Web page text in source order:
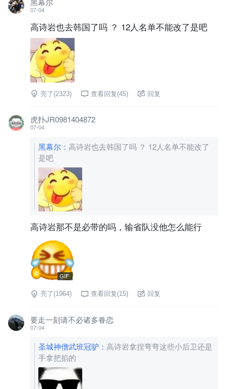
07-04
高诗岩也去韩国了吗 ？ 12人名单不能改了是吧
亮了(2323) 查看回复(45) 回复
虎扑JR0981404872
07-04
黑幕尔 ： 高诗岩也去韩国了吗 ？ 12人名单不能改了
是吧
高诗岩那不是必带的吗，输省队没他怎么能行
GIF
亮了(1964) 查看回复(15) 回复
要走一刻请不必诸多眷恋
07-04
圣城神僧武班冠驴 ： 高诗岩拿捏弯弯这些小后卫还是
手拿把掐的